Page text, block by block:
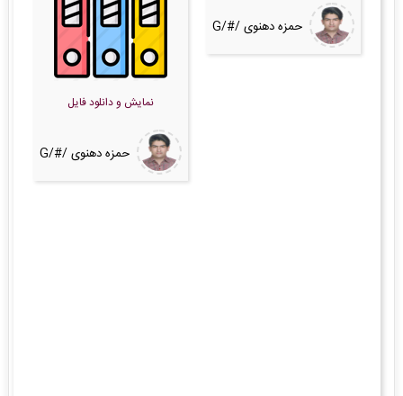
حمزه دهنوی /#/G
نمایش و دانلود فایل
حمزه دهنوی /#/G